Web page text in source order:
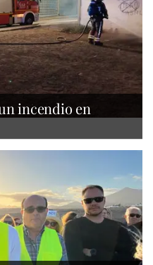
incendio en